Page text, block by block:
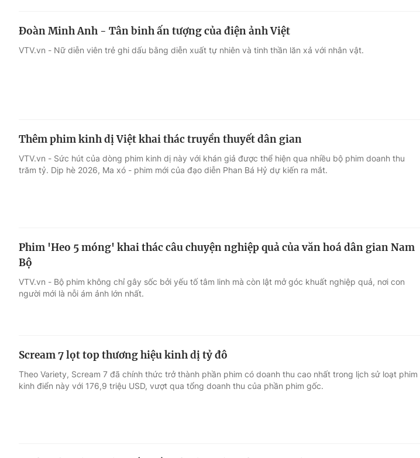
Đoàn Minh Anh - Tân binh ấn tượng của điện ảnh Việt
VTV.vn - Nữ diễn viên trẻ ghi dấu bằng diễn xuất tự nhiên và tinh thần lăn xả với nhân vật.
Thêm phim kinh dị Việt khai thác truyền thuyết dân gian
VTV.vn - Sức hút của dòng phim kinh dị này với khán giả được thể hiện qua nhiều bộ phim doanh thu
trăm tỷ. Dịp hè 2026, Ma xó - phim mới của đạo diễn Phan Bá Hỷ dự kiến ra mắt.
Phim 'Heo 5 móng' khai thác câu chuyện nghiệp quả của văn hoá dân gian Nam
Bộ
VTV.vn - Bộ phim không chỉ gây sốc bởi yếu tố tâm linh mà còn lật mở góc khuất nghiệp quả, nơi con
người mới là nỗi ám ảnh lớn nhất.
Scream 7 lọt top thương hiệu kinh dị tỷ đô
Theo Variety, Scream 7 đã chính thức trở thành phần phim có doanh thu cao nhất trong lịch sử loạt phim
kinh điển này với 176,9 triệu USD, vượt qua tổng doanh thu của phần phim gốc.